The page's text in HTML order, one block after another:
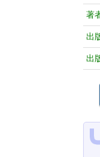
著
出
出